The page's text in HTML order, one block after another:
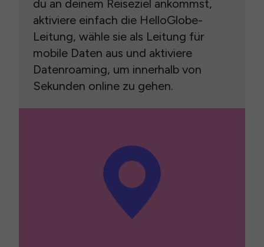
du an deinem Reiseziel ankommst,
aktiviere einfach die HelloGlobe-
Leitung, wähle sie als Leitung für
mobile Daten aus und aktiviere
Datenroaming, um innerhalb von
Sekunden online zu gehen.